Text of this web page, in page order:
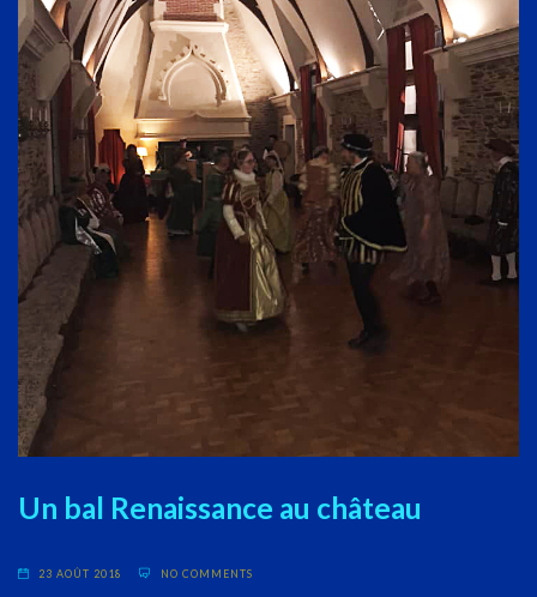
Un bal Renaissance au château
23 AOÛT 2018 NO COMMENTS